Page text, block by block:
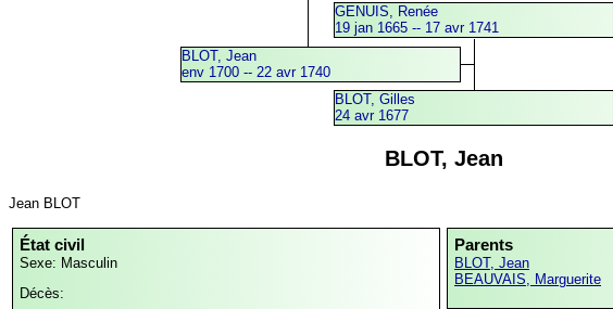
BLOT, Jean
env 1700 -- 22 avr 1740
GENUIS, Renée
19 jan 1665 -- 17 avr 1741
BLOT, Gilles
24 avr 1677
BLOT, Jean
Jean BLOT
État civil
Sexe: Masculin
Décès:
Parents
BLOT, Jean
BEAUVAIS, Marguerite